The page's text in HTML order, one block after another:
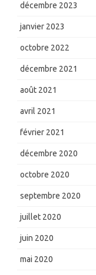
décembre 2023
janvier 2023
octobre 2022
décembre 2021
août 2021
avril 2021
février 2021
décembre 2020
octobre 2020
septembre 2020
juillet 2020
juin 2020
mai 2020